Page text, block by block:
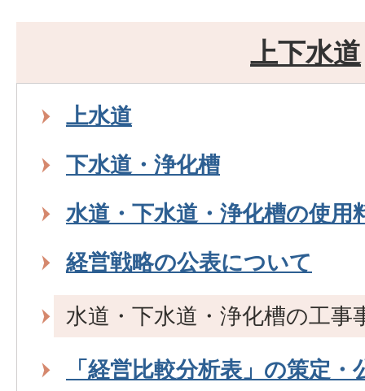
上下水道
上水道
下水道・浄化槽
水道・下水道・浄化槽の使用
経営戦略の公表について
水道・下水道・浄化槽の工事
「経営比較分析表」の策定・